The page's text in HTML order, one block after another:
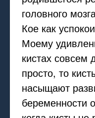
головного
Кое как
Моему
кистах совсем
просто, то
насыщают
беременности